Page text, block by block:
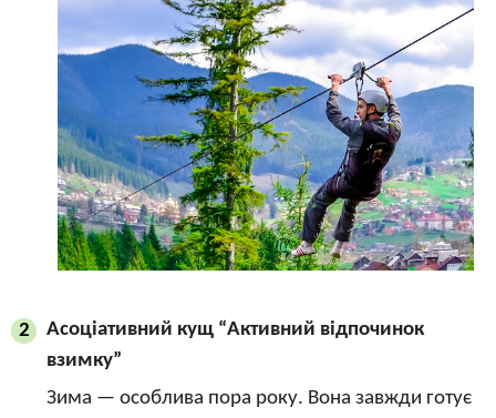
2
Асоціативний кущ “Активний відпочинок
взимку”
Зима — особлива пора року. Вона завжди готує